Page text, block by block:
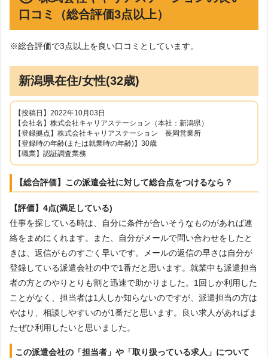
口コミ（総合評価3点以上）
※総合評価で3点以上を良い口コミとしています。
新潟県在住/女性(32歳)
【投稿日】2022年10月03日
【会社名】株式会社キャリアステーション（本社：新潟県）
【登録拠点】株式会社キャリアステーション 長岡営業所
【登録時の年齢(または就業時の年齢)】30歳
【職業】認証調査業務
【総合評価】この派遣会社に対して総合点をつけるなら？
【評価】4点(満足している)
仕事を探している時は、自分に条件が合いそうなものがあれば連
絡をまめにくれます。また、自分がメールで問い合わせをしたと
きは、返信がものすごく早いです。メールの返信の早さは自分が
登録している派遣会社の中で1番だと思います。就業中も派遣担当
者の方とのやりとりも割と迅速で助かりました。1回しか利用した
ことがなく、担当者は1人しか知らないのですが、派遣担当の方は
やはり、相談しやすいのが1番だと思います。良い求人があればま
たぜひ利用したいと思いました。
この派遣会社の「担当者」や「取り扱っている求人」について